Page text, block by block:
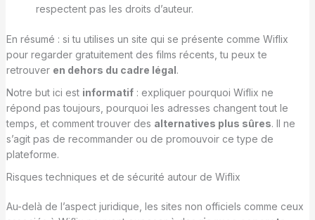
respectent pas les droits d’auteur.
En résumé : si tu utilises un site qui se présente comme Wiflix
pour regarder gratuitement des films récents, tu peux te
retrouver en dehors du cadre légal.
Notre but ici est informatif: expliquer pourquoi Wiflix ne
répond pas toujours, pourquoi les adresses changent tout le
temps, et comment trouver des alternatives plus sûres. Il ne
s’agit pas de recommander ou de promouvoir ce type de
plateforme.
Risques techniques et de sécurité autour de Wiflix
Au-delà de l’aspect juridique, les sites non officiels comme ceux